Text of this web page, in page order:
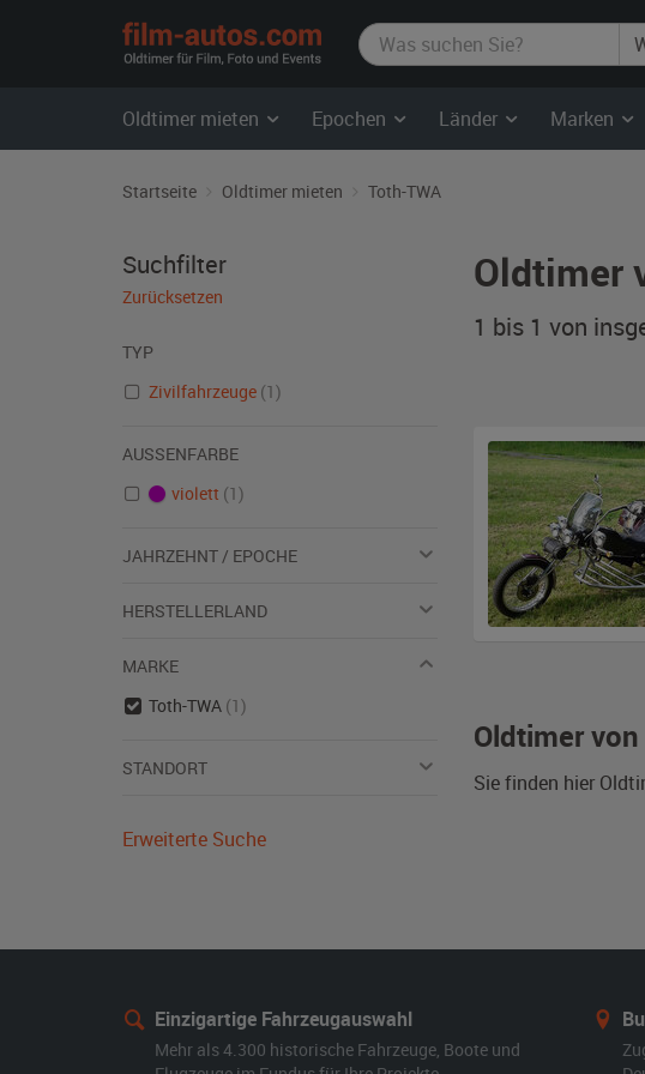
film-
autos.com
Oldtimer mieten Epochen Länder Marken
Startseite Oldtimer mieten Toth-TWA
Oldtimer
1 bis 1 von
Oldtimer
Sie finden hier
Suchfilter
Zurücksetzen
TYP
Zivilfahrzeuge (1)
AUSSENFARBE
violett (1)
JAHRZEHNT / EPOCHE
HERSTELLERLAND
MARKE
Toth-TWA (1)
STANDORT
Erweiterte Suche
Einzigartige Fahrzeugauswahl
Mehr als 4.300 historische Fahrzeuge, Boote und